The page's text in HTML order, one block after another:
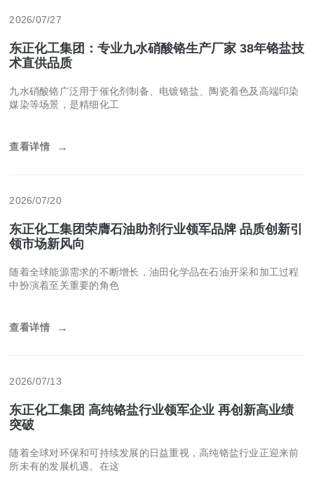
2026/07/27
东正化工集团：专业九水硝酸铬生产厂家 38年铬盐技
术直供品质
九水硝酸铬广泛用于催化剂制备、电镀铬盐、陶瓷着色及高端印染
媒染等场景，是精细化工
查看详情 →
2026/07/20
东正化工集团荣膺石油助剂行业领军品牌 品质创新引
领市场新风向
随着全球能源需求的不断增长，油田化学品在石油开采和加工过程
中扮演着至关重要的角色
查看详情 →
2026/07/13
东正化工集团 高纯铬盐行业领军企业 再创新高业绩
突破
随着全球对环保和可持续发展的日益重视，高纯铬盐行业正迎来前
所未有的发展机遇。在这